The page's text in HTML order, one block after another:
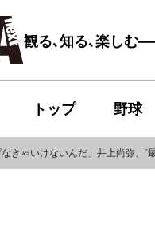
観る､知る､楽しむ
トップ 野球
なきゃいけないんだ」井上尚弥、